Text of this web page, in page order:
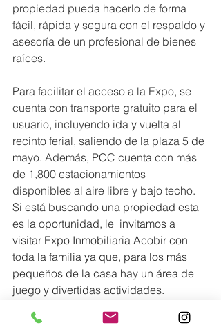
propiedad pueda hacerlo de forma
fácil, rápida y segura con el respaldo y
asesoría de un profesional de bienes
raíces.
Para facilitar el acceso a la Expo, se
cuenta con transporte gratuito para el
usuario, incluyendo ida y vuelta al
recinto ferial, saliendo de la plaza 5 de
mayo. Además, PCC cuenta con más
de 1,800 estacionamientos
disponibles al aire libre y bajo techo.
Si está buscando una propiedad esta
es la oportunidad, le  invitamos a
visitar Expo Inmobiliaria Acobir con
toda la familia ya que, para los más
pequeños de la casa hay un área de
juego y divertidas actividades.
Para más información visitar